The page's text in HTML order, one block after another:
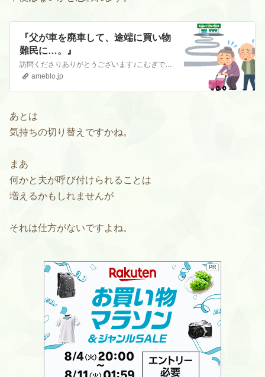
『父が車を廃車して、途端に買い物
難民に…。』
訪問くださりありがとうございます♪こむぎです。初めて方はこちらをお読みくださると嬉しいです。『自己紹介』はじめまして。こむぎです。 訪問くださり、ありがとうご…
ameblo.jp
あとは
気持ちの切り替えですかね。
まあ
何かと夫が呼び付けられることは
増えるかもしれませんが
それは仕方がないですよね。
PR